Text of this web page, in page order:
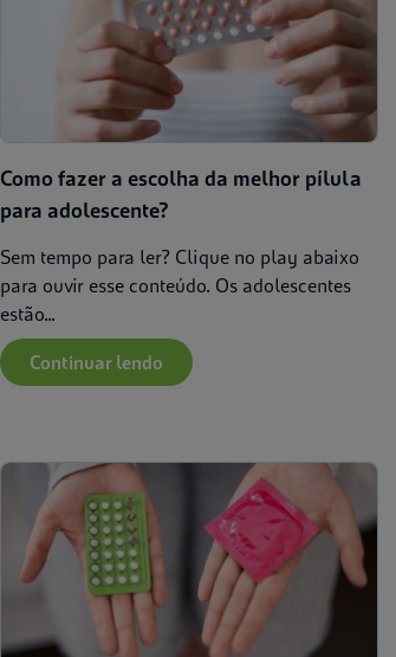
Como fazer a escolha da melhor pílula
para adolescente?
Sem tempo para ler? Clique no play abaixo
para ouvir esse conteúdo. Os adolescentes
estão...
Continuar lendo